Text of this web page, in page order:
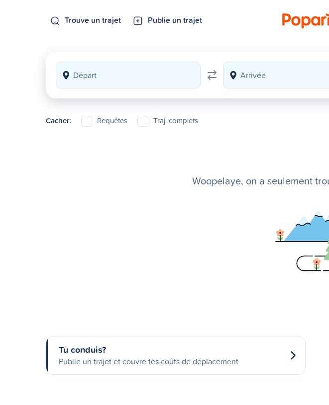
Trouve un trajet Publie un trajet
Cacher: Requêtes Traj. complets
Woopelaye, on a seulement
Tu conduis?
Publie un trajet et couvre tes coûts de déplacement